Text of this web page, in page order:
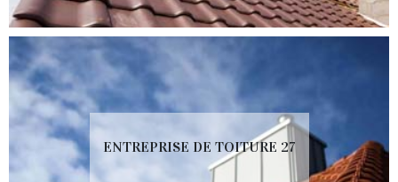
ENTREPRISE DE TOITURE 27